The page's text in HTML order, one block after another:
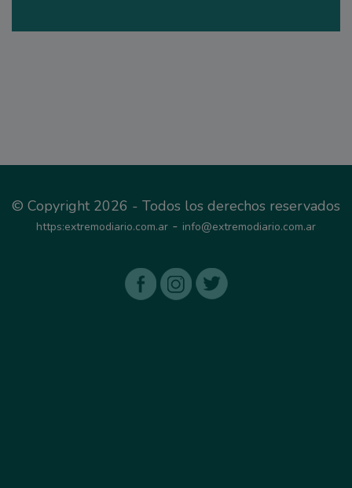
© Copyright 2026 - Todos los derechos reservados
https:extremodiario.com.ar - info@extremodiario.com.ar